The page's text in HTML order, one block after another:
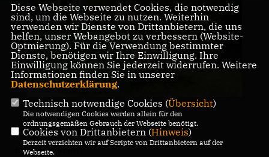
11.12.2023, 10:08 Uhr
Informationen
Diese Webseite verwendet Cookies, die notwendig
sind, um die Webseite zu nutzen. Weiterhin
verwenden wir Dienste von Drittanbietern, die uns
helfen, unser Webangebot zu verbessern (Website-
Optmierung). Für die Verwendung bestimmter
Dienste, benötigen wir Ihre Einwilligung. Ihre
Einwilligung können Sie jederzeit widerrufen. Weitere
Informationen finden Sie in unserer
Datenschutzerklärung.
Technisch notwendige Cookies (Übersicht)
Die notwendigen Cookies werden allein für den
ordnungsgemäßen Gebrauch der Webseite benötigt.
Cookies von Drittanbietern (Hinweis)
Derzeit verzichten wir auf Scripte von Drittanbietern auf der
Webseite.